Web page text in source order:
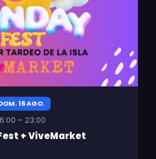
16 AGO.
– 23:00
+ ViveMarket